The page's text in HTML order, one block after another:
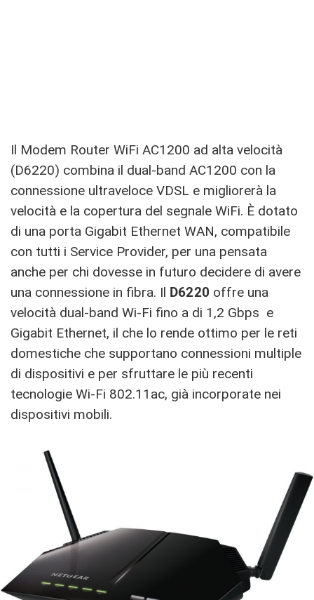
Il Modem Router WiFi AC1200 ad alta velocità
(D6220) combina il dual-band AC1200 con la
connessione ultraveloce VDSL e migliorerà la
velocità e la copertura del segnale WiFi. È dotato
di una porta Gigabit Ethernet WAN, compatibile
con tutti i Service Provider, per una pensata
anche per chi dovesse in futuro decidere di avere
una connessione in fibra. Il D6220 offre una
velocità dual-band Wi-Fi fino a di 1,2 Gbps e
Gigabit Ethernet, il che lo rende ottimo per le reti
domestiche che supportano connessioni multiple
di dispositivi e per sfruttare le più recenti
tecnologie Wi-Fi 802.11ac, già incorporate nei
dispositivi mobili.